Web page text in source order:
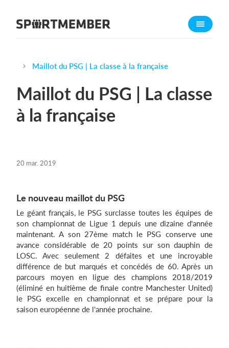
À propos de sportmember
Fonctionnalités
Calendrier sportif
Application sportive
Combien ça coûte ?
Français
Se connecter
Maillot du PSG | La classe à la française
Maillot du PSG | La classe
à la française
20 mar. 2019
Le nouveau maillot du PSG
Le géant français, le PSG surclasse toutes les équipes de
son championnat de Ligue 1 depuis une dizaine d'année
maintenant. A son 27ème match le PSG conserve une
avance considérable de 20 points sur son dauphin de
LOSC. Avec seulement 2 défaites et une incroyable
différence de but marqués et concédés de 60. Après un
parcours moyen en ligue des champions 2018/2019
(éliminé en huitième de finale contre Manchester United)
le PSG excelle en championnat et se prépare pour la
saison européenne de l'année prochaine.